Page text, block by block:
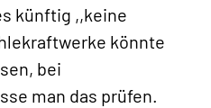
künftig ,,keine
könnte
bei
man das prüfen.